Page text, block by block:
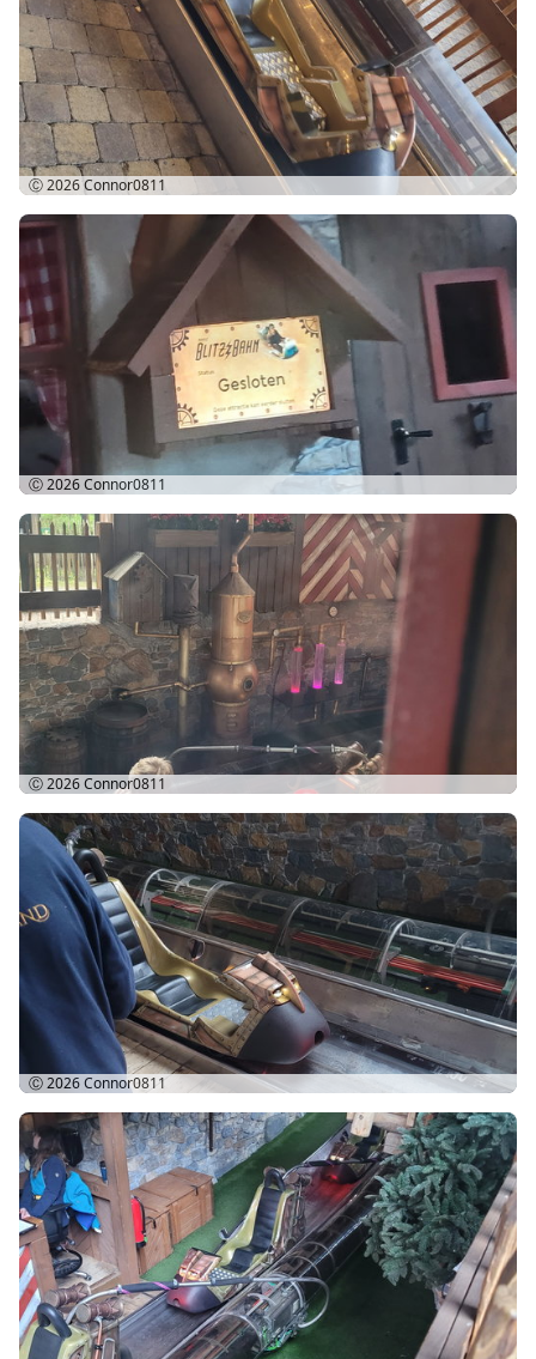
Ⓒ 2026Connor0811
Ⓒ 2026Connor0811
Ⓒ 2026Connor0811
Ⓒ 2026Connor0811